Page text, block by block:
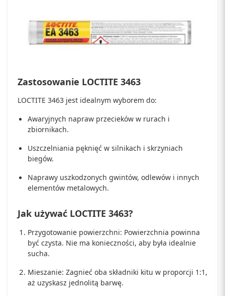
Zastosowanie LOCTITE 3463
LOCTITE 3463 jest idealnym wyborem do:
Awaryjnych napraw przecieków w rurach i
zbiornikach.
Uszczelniania pęknięć w silnikach i skrzyniach
biegów.
Naprawy uszkodzonych gwintów, odlewów i innych
elementów metalowych.
Jak używać LOCTITE 3463?
Przygotowanie powierzchni: Powierzchnia powinna
być czysta. Nie ma konieczności, aby była idealnie
sucha.
Mieszanie: Zagnieć oba składniki kitu w proporcji 1:1,
aż uzyskasz jednolitą barwę.